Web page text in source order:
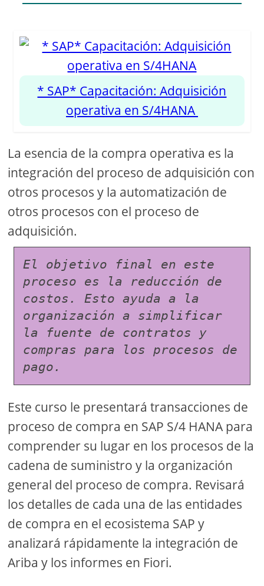
* SAP* Capacitación: Adquisición
operativa en S/4HANA
La esencia de la compra operativa es la
integración del proceso de adquisición con
otros procesos y la automatización de
otros procesos con el proceso de
adquisición.
El objetivo final en este
proceso es la reducción de
costos. Esto ayuda a la
organización a simplificar
la fuente de contratos y
compras para los procesos de
pago.
Este curso le presentará transacciones de
proceso de compra en SAP S/4 HANA para
comprender su lugar en los procesos de la
cadena de suministro y la organización
general del proceso de compra. Revisará
los detalles de cada una de las entidades
de compra en el ecosistema SAP y
analizará rápidamente la integración de
Ariba y los informes en Fiori.